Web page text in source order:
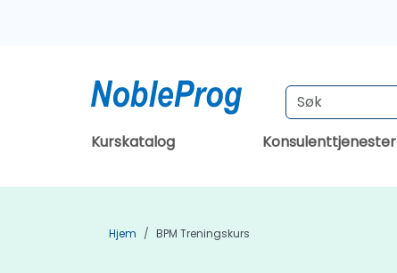
Kurskatalog Konsulenttjenester
Hjem BPM Treningskurs